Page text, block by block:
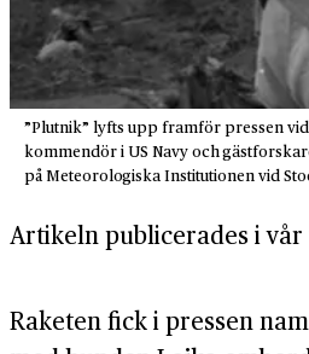
”Plutnik” lyfts upp framför pressen
kommendör i US Navy och
på Meteorologiska Institutionen vid
Artikeln publicerades i
Raketen fick i pressen